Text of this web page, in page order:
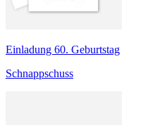
Einladung 60. Geburtstag
Schnappschuss